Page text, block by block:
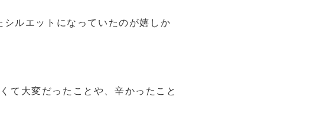
ルエットになっていたのが嬉しか
て大変だったことや、辛かったこと